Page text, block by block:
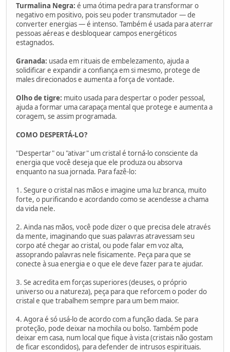
Turmalina Negra: é uma ótima pedra para transformar o
negativo em positivo, pois seu poder transmutador — de
converter energias — é intenso. Também é usada para aterrar
pessoas aéreas e desbloquear campos energéticos
estagnados.
Granada: usada em rituais de embelezamento, ajuda a
solidificar e expandir a confiança em si mesmo, protege de
males direcionados e aumenta a força de vontade.
Olho de tigre: muito usada para despertar o poder pessoal,
ajuda a formar uma carapaça mental que protege e aumenta a
coragem, se assim programada.
COMO DESPERTÁ-LO?
"Despertar" ou "ativar" um cristal é torná-lo consciente da
energia que você deseja que ele produza ou absorva
enquanto na sua jornada. Para fazê-lo:
1. Segure o cristal nas mãos e imagine uma luz branca, muito
forte, o purificando e acordando como se acendesse a chama
da vida nele.
2. Ainda nas mãos, você pode dizer o que precisa dele através
da mente, imaginando que suas palavras atravessam seu
corpo até chegar ao cristal, ou pode falar em voz alta,
assoprando palavras nele fisicamente. Peça para que se
conecte à sua energia e o que ele deve fazer para te ajudar.
3. Se acredita em forças superiores (deuses, o próprio
universo ou a natureza), peça para que reforcem o poder do
cristal e que trabalhem sempre para um bem maior.
4. Agora é só usá-lo de acordo com a função dada. Se para
proteção, pode deixar na mochila ou bolso. Também pode
deixar em casa, num local que fique à vista (cristais não gostam
de ficar escondidos), para defender de intrusos espirituais.